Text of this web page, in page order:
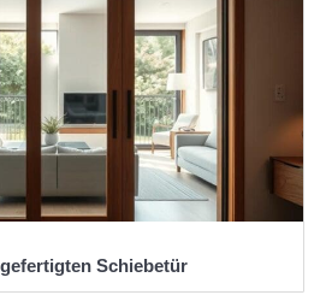
Schiebetür